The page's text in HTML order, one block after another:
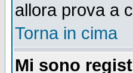
allora prova a
Torna in cima
Mi sono